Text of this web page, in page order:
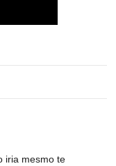
iria mesmo te